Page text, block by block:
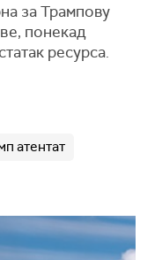
за Трампову
понекад
ресурса.
атентат